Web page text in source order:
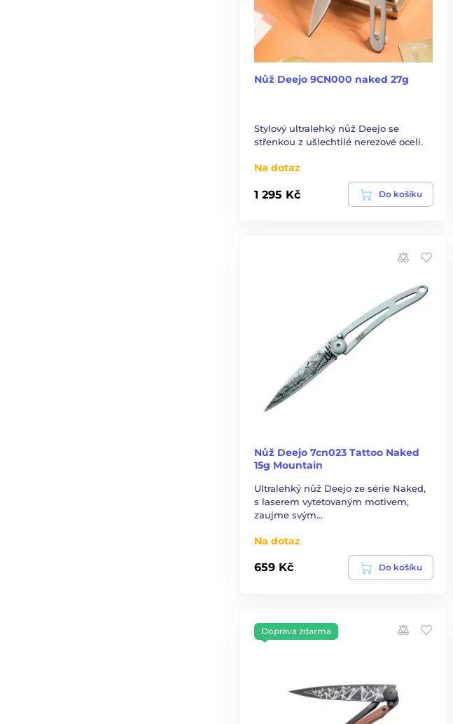
Nůž Deejo 9CN000 naked 27g
Stylový ultralehký nůž Deejo se
střenkou z ušlechtilé nerezové oceli.
Na dotaz
1 295 Kč Do košíku
Nůž Deejo 7cn023 Tattoo Naked
15g Mountain
Ultralehký nůž Deejo ze série Naked,
s laserem vytetovaným motivem,
zaujme svým…
Na dotaz
659 Kč Do košíku
Doprava zdarma